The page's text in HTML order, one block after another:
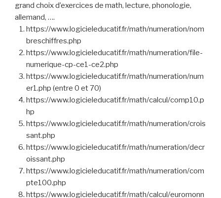
grand choix d’exercices de math, lecture, phonologie,
allemand, ….
https://www.logicieleducatif.fr/math/numeration/nom
breschiffres.php
https://www.logicieleducatif.fr/math/numeration/file-
numerique-cp-ce1-ce2.php
https://www.logicieleducatif.fr/math/numeration/num
er1.php (entre 0 et 70)
https://www.logicieleducatif.fr/math/calcul/comp10.p
hp
https://www.logicieleducatif.fr/math/numeration/crois
sant.php
https://www.logicieleducatif.fr/math/numeration/decr
oissant.php
https://www.logicieleducatif.fr/math/numeration/com
pte100.php
https://www.logicieleducatif.fr/math/calcul/euromonn